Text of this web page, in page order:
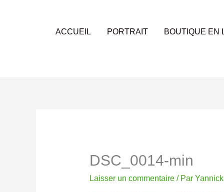
ACCUEIL PORTRAIT BOUTIQUE EN
DSC_0014-min
Laisser un commentaire / Par